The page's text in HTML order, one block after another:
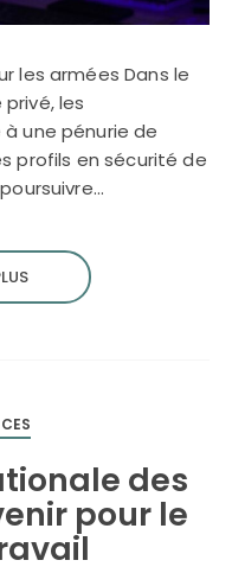
les armées Dans le
les
une pénurie de
profils en sécurité de
des
pour le